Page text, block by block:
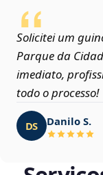
Solicitei um
Parque da
imediato,
todo o processo!
DS Danilo S.